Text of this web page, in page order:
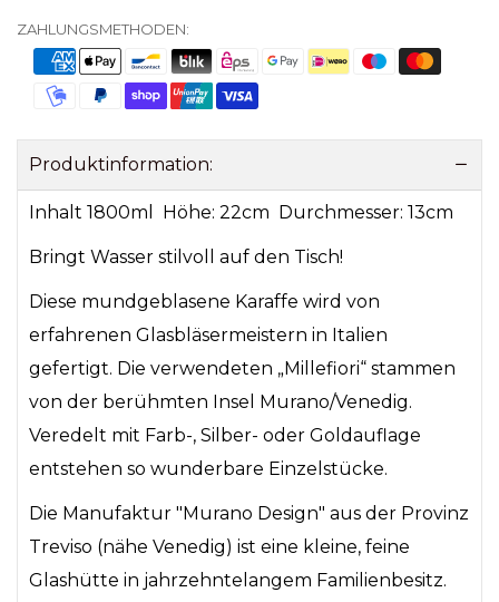
ZAHLUNGSMETHODEN:
Produktinformation:
Inhalt 1800ml Höhe: 22cm Durchmesser: 13cm
Bringt Wasser stilvoll auf den Tisch!
Diese mundgeblasene Karaffe wird von
erfahrenen Glasbläsermeistern in Italien
gefertigt. Die verwendeten „Millefiori“ stammen
von der berühmten Insel Murano/Venedig.
Veredelt mit Farb-, Silber- oder Goldauflage
entstehen so wunderbare Einzelstücke.
Die Manufaktur "Murano Design" aus der Provinz
Treviso (nähe Venedig) ist eine kleine, feine
Glashütte in jahrzehntelangem Familienbesitz.